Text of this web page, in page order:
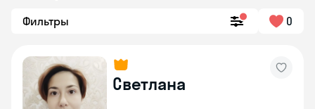
Фильтры 0
Светлана